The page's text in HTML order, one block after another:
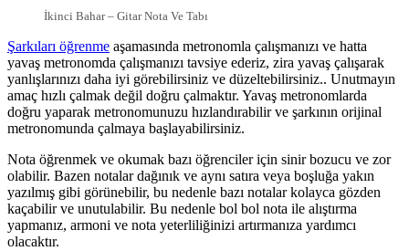
İkinci Bahar – Gitar Nota Ve Tabı
Şarkıları öğrenme aşamasında metronomla çalışmanızı ve hatta
yavaş metronomda çalışmanızı tavsiye ederiz, zira yavaş çalışarak
yanlışlarınızı daha iyi görebilirsiniz ve düzeltebilirsiniz.. Unutmayın
amaç hızlı çalmak değil doğru çalmaktır. Yavaş metronomlarda
doğru yaparak metronomunuzu hızlandırabilir ve şarkının orijinal
metronomunda çalmaya başlayabilirsiniz.
Nota öğrenmek ve okumak bazı öğrenciler için sinir bozucu ve zor
olabilir. Bazen notalar dağınık ve aynı satıra veya boşluğa yakın
yazılmış gibi görünebilir, bu nedenle bazı notalar kolayca gözden
kaçabilir ve unutulabilir. Bu nedenle bol bol nota ile alıştırma
yapmanız, armoni ve nota yeterliliğinizi artırmanıza yardımcı
olacaktır.